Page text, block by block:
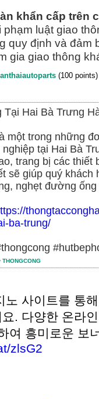
khẩn cấp trên
phạm luật giao
quy định và
gia giao thông
anthaiautoparts (100 points)
Tại Hai Bà Trưng
một trong những
tại Hai Bà
trang bị các thiết
sẽ giúp quý
nghẹt đường
ba-trung/
THONGCONG
노 사이트를 통
. 다양한 온라
여 흥미로운 보
zlsG2